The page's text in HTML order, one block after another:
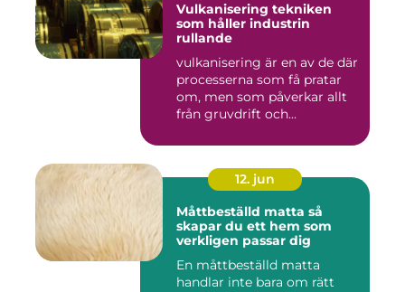
Vulkanisering tekniken
som håller industrin
rullande
vulkanisering är en av de där
processerna som få pratar
om, men som påverkar allt
från gruvdrift och...
12. jun
Måttbeställd matta så
skapar du ett hem som
verkligen passar dig
En måttbeställd matta
handlar inte bara om rätt